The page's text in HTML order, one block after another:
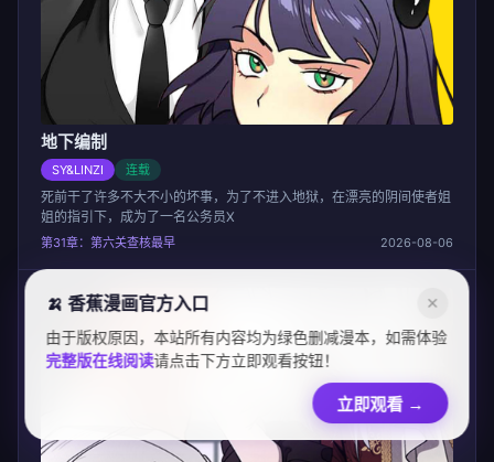
地下编制
SY&LINZI 连载
死前干了许多不大不小的坏事，为了不进入地狱，在漂亮的阴间使者姐
姐的指引下，成为了一名公务员X
第31章：第六关查核最早 2026-08-06
🍌 香蕉漫画官方入口 ✕
由于版权原因，本站所有内容均为绿色删减漫本，如需体验
完整版在线阅读请点击下方立即观看按钮！
立即观看 →